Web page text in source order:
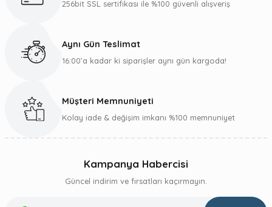
256bit SSL sertifikası ile %100 güvenli alışveriş
Aynı Gün Teslimat
16:00’a kadar ki siparişler aynı gün kargoda!
Müşteri Memnuniyeti
Kolay iade & değişim imkanı %100 memnuniyet
Kampanya Habercisi
Güncel indirim ve fırsatları kaçırmayın.